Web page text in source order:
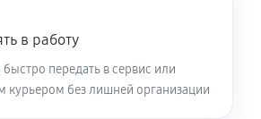
в работу
передать в сервис или
курьером без лишней организации